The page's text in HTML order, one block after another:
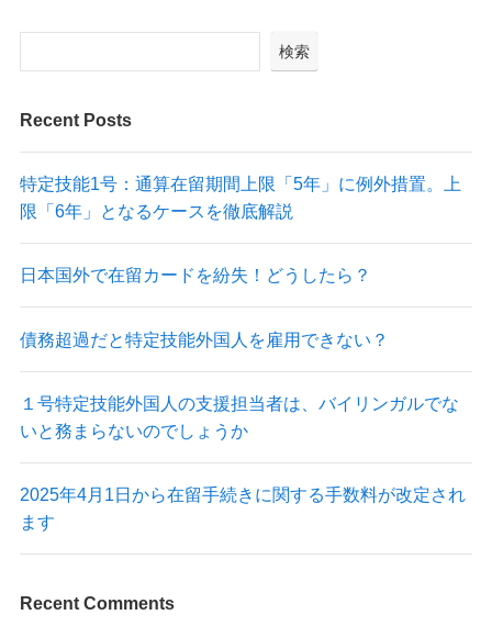
検索
Recent Posts
特定技能1号：通算在留期間上限「5年」に例外措置。上
限「6年」となるケースを徹底解説
日本国外で在留カードを紛失！どうしたら？
債務超過だと特定技能外国人を雇用できない？
１号特定技能外国人の支援担当者は、バイリンガルでな
いと務まらないのでしょうか
2025年4月1日から在留手続きに関する手数料が改定され
ます
Recent Comments